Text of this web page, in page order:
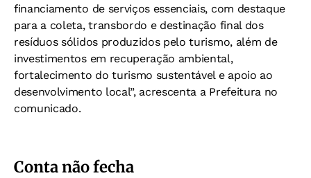
financiamento de serviços essenciais, com destaque
para a coleta, transbordo e destinação final dos
resíduos sólidos produzidos pelo turismo, além de
investimentos em recuperação ambiental,
fortalecimento do turismo sustentável e apoio ao
desenvolvimento local”, acrescenta a Prefeitura no
comunicado.
Conta não fecha